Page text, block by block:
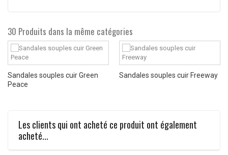
30 Produits dans la même catégories
Sandales souples cuir Green
Peace
Sandales souples cuir Freeway
Les clients qui ont acheté ce produit ont également
acheté...